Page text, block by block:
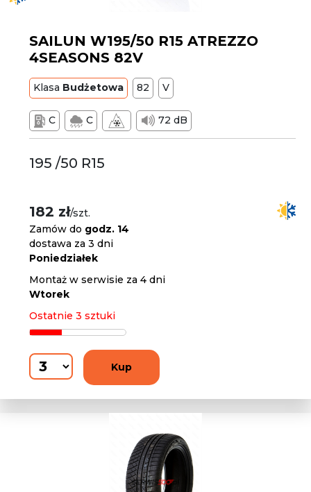
SAILUN W195/50 R15 ATREZZO
4SEASONS 82V
Klasa Budżetowa 82 V
C C 72 dB
195 /50 R15
182 zł/szt.
Zamów do godz. 14
dostawa za 3 dni
Poniedziałek
Montaż w serwisie za 4 dni
Wtorek
Ostatnie 3 sztuki
Kup